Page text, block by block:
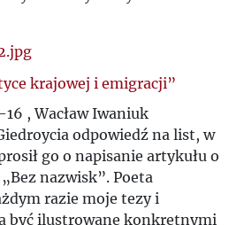
Ż
krajowej i emigracji”
, Wacław Iwaniuk
odpowiedź na list, w
go o napisanie artykułu o
nazwisk”. Poeta
razie moje tezy i
być ilustrowane konkretnymi